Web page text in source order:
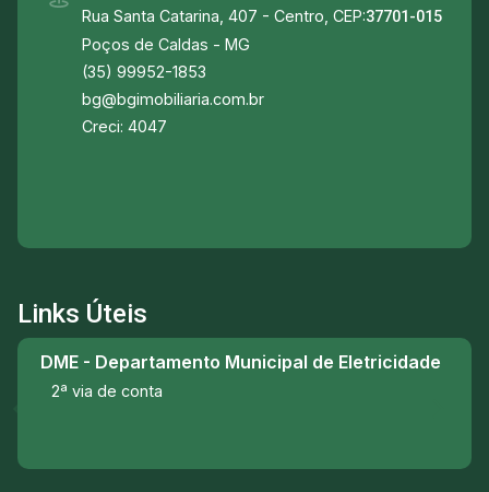
Rua Santa Catarina, 407 - Centro, CEP:37701-015
Poços de Caldas - MG
(35) 99952-1853
bg@bgimobiliaria.com.br
Creci: 4047
Links Úteis
DME - Departamento Municipal de Eletricidade
2ª via de conta